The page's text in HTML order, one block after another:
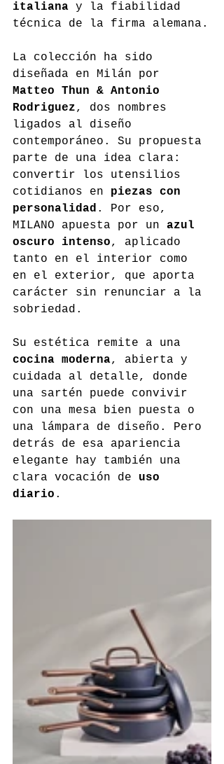
italiana y la fiabilidad
técnica de la firma alemana.
La colección ha sido
diseñada en Milán por
Matteo Thun & Antonio
Rodriguez, dos nombres
ligados al diseño
contemporáneo. Su propuesta
parte de una idea clara:
convertir los utensilios
cotidianos en piezas con
personalidad . Por eso,
MILANO apuesta por un azul
oscuro intenso, aplicado
tanto en el interior como
en el exterior, que aporta
carácter sin renunciar a la
sobriedad.
Su estética remite a una
cocina moderna, abierta y
cuidada al detalle, donde
una sartén puede convivir
con una mesa bien puesta o
una lámpara de diseño. Pero
detrás de esa apariencia
elegante hay también una
clara vocación de uso
diario .